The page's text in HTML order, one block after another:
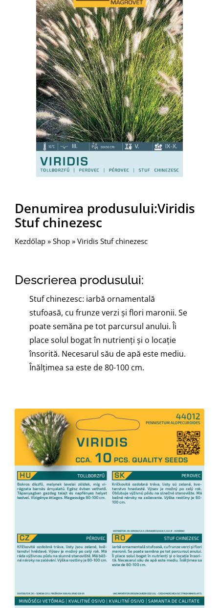
Denumirea produsului:Viridis
Stuf chinezesc
Kezdőlap » Shop » Viridis Stuf chinezesc
Descrierea produsului:
Stuf chinezesc: iarbă ornamentală
stufoasă, cu frunze verzi și flori maronii. Se
poate semăna pe tot parcursul anului. Îi
place solul bogat în nutrienți și o locație
însorită. Necesarul său de apă este mediu.
Înălțimea sa este de 80-100 cm.